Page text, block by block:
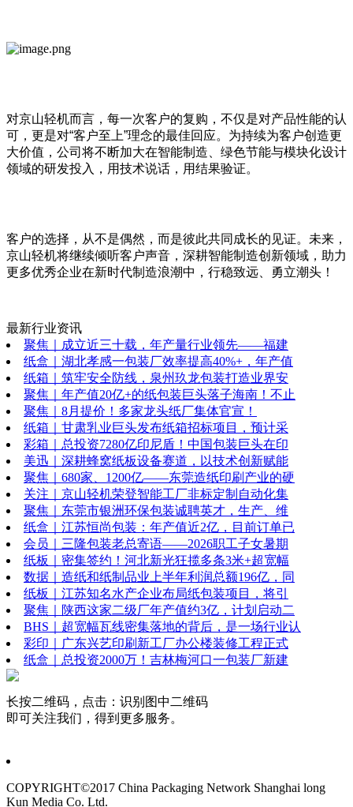
对京山轻机而言，每一次客户的复购，不仅是对产品性能的认
可，更是对“客户至上”理念的最佳回应。为持续为客户创造更
大价值，公司将不断加大在智能制造、绿色节能与模块化设计
领域的研发投入，用技术说话，用结果验证。
客户的选择，从不是偶然，而是彼此共同成长的见证。未来，
京山轻机将继续倾听客户声音，深耕智能制造创新领域，助力
更多优秀企业在新时代制造浪潮中，行稳致远、勇立潮头！
最新行业资讯
聚焦｜成立近三十载，年产量行业领先——福建
纸盒｜湖北孝感一包装厂效率提高40%+，年产值
纸箱｜筑牢安全防线，泉州玖龙包装打造业界安
聚焦｜年产值20亿+的纸包装巨头落子海南！不止
聚焦｜8月提价！多家龙头纸厂集体官宣！
纸箱｜甘肃乳业巨头发布纸箱招标项目，预计采
彩箱｜总投资7280亿印尼盾！中国包装巨头在印
美迅｜深耕蜂窝纸板设备赛道，以技术创新赋能
聚焦｜680家、1200亿——东莞造纸印刷产业的硬
关注｜京山轻机荣登智能工厂非标定制自动化集
聚焦｜东莞市银洲环保包装诚聘英才，生产、维
纸盒｜江苏恒尚包装：年产值近2亿，目前订单已
会员｜三隆包装老总寄语——2026职工子女暑期
纸板｜密集签约！河北新光狂揽多条3米+超宽幅
数据｜造纸和纸制品业上半年利润总额196亿，同
纸板｜江苏知名水产企业布局纸包装项目，将引
聚焦｜陕西这家二级厂年产值约3亿，计划启动二
BHS｜超宽幅瓦线密集落地的背后，是一场行业认
彩印｜广东兴艺印刷新工厂办公楼装修工程正式
纸盒｜总投资2000万！吉林梅河口一包装厂新建
长按二维码，点击：识别图中二维码
即可关注我们，得到更多服务。
COPYRIGHT©2017 China Packaging Network Shanghai long
Kun Media Co. Ltd.